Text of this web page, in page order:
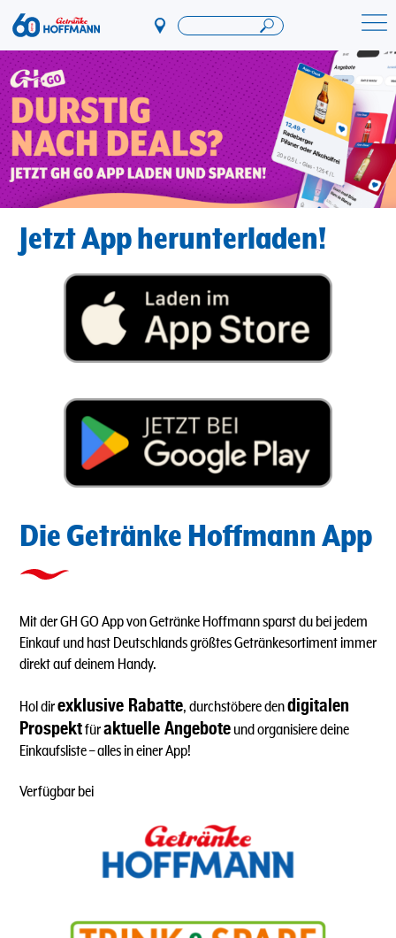
Direkt
zum
Inhalt
Startseite Getränke Hoffmann
Jetzt App herunterladen!
Die Getränke Hoffmann App
Mit der GH GO App von Getränke Hoffmann sparst du bei jedem
Einkauf und hast Deutschlands größtes Getränkesortiment immer
direkt auf deinem Handy.
Hol direxklusive Rabatte, durchstöbere dendigitalen
Prospektfüraktuelle Angebote und organisiere deine
Einkaufsliste – alles in einer App!
Verfügbar bei